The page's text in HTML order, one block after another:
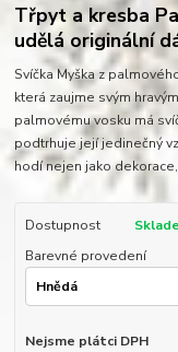
Třpyt a kresba
udělá originální
Svíčka Myška z
která zaujme svým
palmovému vosku má
podtrhuje její jedinečný
hodí nejen jako
Dostupnost
Barevné provedení
Nejsme plátci DPH